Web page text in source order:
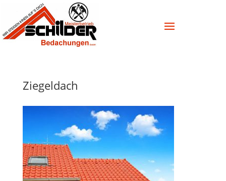
Ziegeldach